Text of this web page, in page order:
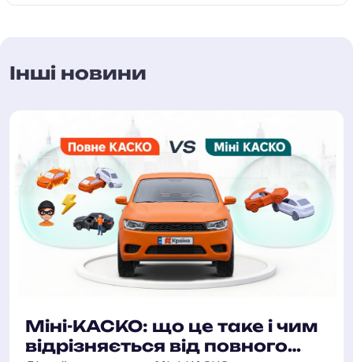
Інші новини
Міні-КАСКО: що це таке і чим
відрізняється від повного